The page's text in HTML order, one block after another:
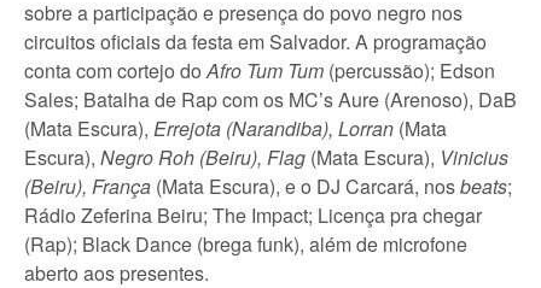
sobre a participação e presença do povo negro nos
circuitos oficiais da festa em Salvador. A programação
conta com cortejo do Afro Tum Tum (percussão); Edson
Sales; Batalha de Rap com os MC’s Aure (Arenoso), DaB
(Mata Escura), Errejota (Narandiba), Lorran (Mata
Escura), Negro Roh (Beiru), Flag (Mata Escura), Vinicius
(Beiru), França (Mata Escura), e o DJ Carcará, nosbeats;
Rádio Zeferina Beiru; The Impact; Licença pra chegar
(Rap); Black Dance (brega funk), além de microfone
aberto aos presentes.